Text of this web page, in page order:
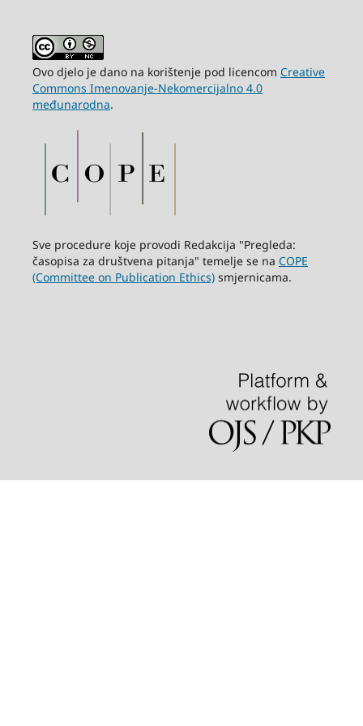
Ovo djelo je dano na korištenje pod licencom Creative
Commons Imenovanje-Nekomercijalno 4.0
međunarodna.
Sve procedure koje provodi Redakcija "Pregleda:
časopisa za društvena pitanja" temelje se na COPE
(Committee on Publication Ethics)smjernicama.